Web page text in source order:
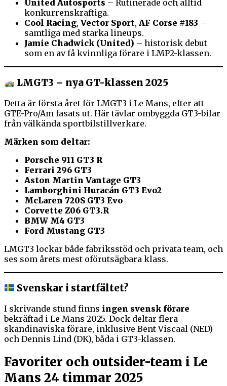
United Autosports – Rutinerade och alltid
konkurrenskraftiga.
Cool Racing, Vector Sport, AF Corse #183 –
samtliga med starka lineups.
Jamie Chadwick (United) – historisk debut
som en av få kvinnliga förare i LMP2-klassen.
LMGT3 – nya GT-klassen 2025
Detta är första året för LMGT3 i Le Mans, efter att
GTE-Pro/Am fasats ut. Här tävlar ombyggda GT3-bilar
från välkända sportbilstillverkare.
Märken som deltar:
Porsche 911 GT3 R
Ferrari 296 GT3
Aston Martin Vantage GT3
Lamborghini Huracán GT3 Evo2
McLaren 720S GT3 Evo
Corvette Z06 GT3.R
BMW M4 GT3
Ford Mustang GT3
LMGT3 lockar både fabriksstöd och privata team, och
ses som årets mest oförutsägbara klass.
Svenskar i startfältet?
I skrivande stund finns ingen svensk förare
bekräftad i Le Mans 2025. Dock deltar flera
skandinaviska förare, inklusive Bent Viscaal (NED)
och Dennis Lind (DK), båda i GT3-klassen.
Favoriter och outsider-team i Le
Mans 24 timmar 2025